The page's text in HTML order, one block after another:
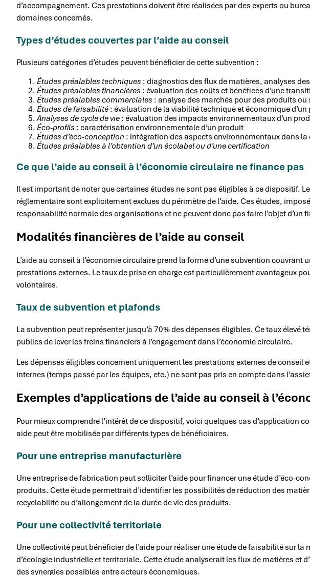
d’accompagnement. Ces prestations doivent être réalisées par des experts ou
domaines concernés.
Types d’études couvertes par l’aide au conseil
Plusieurs catégories d’études peuvent bénéficier de cette subvention :
Études préalables techniques : diagnostics des flux de matières, analyses
Études préalables financières : évaluation des coûts et bénéfices d’une
Études préalables commerciales : analyse des marchés pour des produits ou
Études de faisabilité : évaluation de la viabilité technique et économique d’un
Analyses de cycle de vie : évaluation des impacts environnementaux d’un
Éco-profils : caractérisation environnementale d’un produit
Études d’éco-conception : intégration des aspects environnementaux dans
Études préalables à l’obtention d’un écolabel ou d’une certification
Ce que l’aide au conseil à l’économie circulaire ne finance pas
Il est important de noter que certaines études ne sont pas éligibles à ce dispositif.
réglementaire sont explicitement exclues du périmètre de l’aide. Ces études,
responsabilité normale des organisations et ne peuvent donc pas faire l’objet
Modalités financières de l’aide au conseil
L’aide au conseil à l’économie circulaire prend la forme d’une subvention couvrant
prestations externes. Le taux de prise en charge est particulièrement avantageux
volontaires.
Taux de subvention et plafonds
La subvention peut représenter jusqu’à 70% des dépenses éligibles. Ce taux élevé
publics de lever les freins financiers à l’engagement dans l’économie circulaire.
Les dépenses éligibles concernent uniquement les prestations externes de conseil
internes (temps passé par les équipes, etc.) ne sont pas pris en compte dans
Exemples d’applications de l’aide au conseil à
Pour mieux comprendre l’intérêt de ce dispositif, voici quelques cas d’application
aide peut être mobilisée par différents types de bénéficiaires.
Pour une entreprise manufacturière
Une entreprise de fabrication peut solliciter l’aide pour financer une étude d’éco-
produits. Cette étude permettrait d’identifier les possibilités de réduction des
recyclabilité ou d’allongement de la durée de vie des produits.
Pour une collectivité territoriale
Une collectivité peut bénéficier de l’aide pour réaliser une étude de faisabilité sur la
d’écologie industrielle et territoriale. Cette étude analyserait les flux de matières et
des synergies possibles entre acteurs économiques.